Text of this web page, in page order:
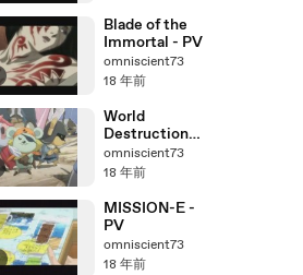
Blade of the
Immortal - PV
omniscient73
18 年前
World
Destruction
~Sekai
Bokumetsu
PV
omniscient73
18 年前
MISSION-E -
PV
omniscient73
18 年前